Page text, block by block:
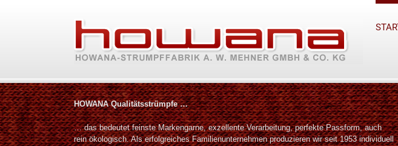
HOWANA Qualitätsstrümpfe …
… das bedeutet feinste Markengarne, exzellente Verarbeitung, perfekte Passform, auch
rein ökologisch. Als erfolgreiches Familienunternehmen produzieren wir seit 1953 individuell